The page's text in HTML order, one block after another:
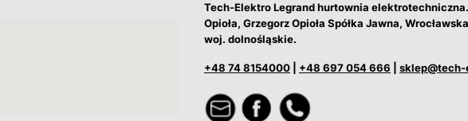
Tech-Elektro Legrand hurtownia elektrotechniczna.
Opioła, Grzegorz Opioła Spółka Jawna,
woj. dolnośląskie.
+48 74 8154000 +48 697 054 666